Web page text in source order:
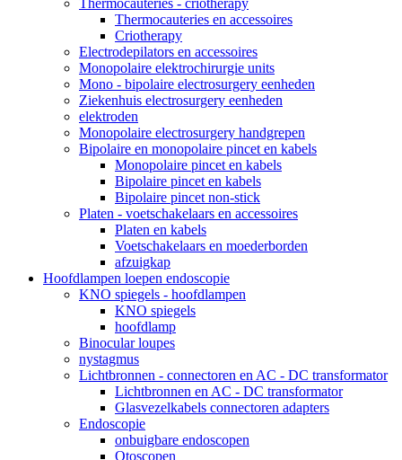
Thermocauteries en accessoires
Criotherapy
Electrodepilators en accessoires
Monopolaire elektrochirurgie units
Mono - bipolaire electrosurgery eenheden
Ziekenhuis electrosurgery eenheden
elektroden
Monopolaire electrosurgery handgrepen
Bipolaire en monopolaire pincet en kabels
Monopolaire pincet en kabels
Bipolaire pincet en kabels
Bipolaire pincet non-stick
Platen - voetschakelaars en accessoires
Platen en kabels
Voetschakelaars en moederborden
afzuigkap
Hoofdlampen loepen endoscopie
KNO spiegels - hoofdlampen
KNO spiegels
hoofdlamp
Binocular loupes
nystagmus
Lichtbronnen - connectoren en AC - DC transformator
Lichtbronnen en AC - DC transformator
Glasvezelkabels connectoren adapters
Endoscopie
onbuigbare endoscopen
Otoscopen